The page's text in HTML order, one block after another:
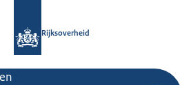
Rijksoverheid